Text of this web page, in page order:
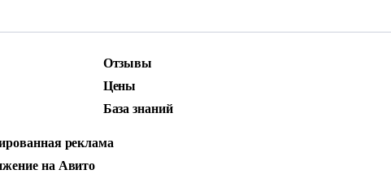
реклама
на Авито
Отзывы
Цены
База знаний
КАК УВИДЕТЬ